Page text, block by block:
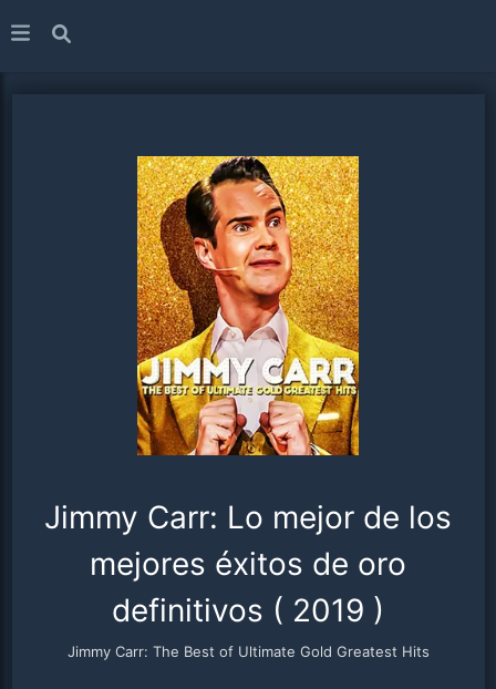
Jimmy Carr: Lo mejor de los
mejores éxitos de oro
definitivos ( 2019 )
Jimmy Carr: The Best of Ultimate Gold Greatest Hits